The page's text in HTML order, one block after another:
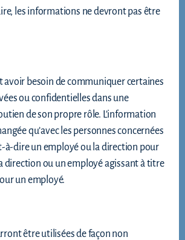
les informations ne devront pas être
avoir besoin de communiquer certaines
ou confidentielles dans une
de son propre rôle. L’information
qu’avec les personnes concernées
à-dire un employé ou la direction pour
direction ou un employé agissant à titre
un employé.
être utilisées de façon non